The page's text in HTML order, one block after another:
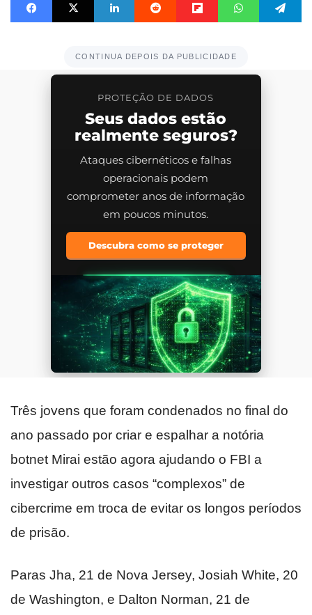
CONTINUA DEPOIS DA PUBLICIDADE
PROTEÇÃO DE DADOS
Seus dados estão
realmente seguros?
Ataques cibernéticos e falhas
operacionais podem
comprometer anos de informação
em poucos minutos.
Descubra como se proteger
Três jovens que foram condenados no final do
ano passado por criar e espalhar a notória
botnet Mirai estão agora ajudando o FBI a
investigar outros casos “complexos” de
cibercrime em troca de evitar os longos períodos
de prisão.
Paras Jha, 21 de Nova Jersey, Josiah White, 20
de Washington, e Dalton Norman, 21 de